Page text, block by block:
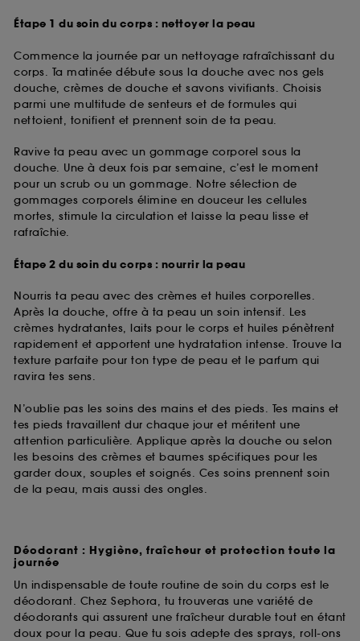
Étape 1 du soin du corps : nettoyer la peau
Commence la journée par un nettoyage rafraîchissant du
corps. Ta matinée débute sous la douche avec nos gels
douche, crèmes de douche et savons vivifiants. Choisis
parmi une multitude de senteurs et de formules qui
nettoient, tonifient et prennent soin de ta peau.
Ravive ta peau avec un gommage corporel sous la
douche. Une à deux fois par semaine, c’est le moment
pour un scrub ou un gommage. Notre sélection de
gommages corporels élimine en douceur les cellules
mortes, stimule la circulation et laisse la peau lisse et
rafraîchie.
Étape 2 du soin du corps : nourrir la peau
Nourris ta peau avec des crèmes et huiles corporelles.
Après la douche, offre à ta peau un soin intensif. Les
crèmes hydratantes, laits pour le corps et huiles pénètrent
rapidement et apportent une hydratation intense. Trouve la
texture parfaite pour ton type de peau et le parfum qui
ravira tes sens.
N’oublie pas les soins des mains et des pieds. Tes mains et
tes pieds travaillent dur chaque jour et méritent une
attention particulière. Applique après la douche ou selon
les besoins des crèmes et baumes spécifiques pour les
garder doux, souples et soignés. Ces soins prennent soin
de la peau, mais aussi des ongles.
Déodorant : Hygiène, fraîcheur et protection toute la
journée
Un indispensable de toute routine de soin du corps est le
déodorant. Chez Sephora, tu trouveras une variété de
déodorants qui assurent une fraîcheur durable tout en étant
doux pour la peau. Que tu sois adepte des sprays, roll-ons